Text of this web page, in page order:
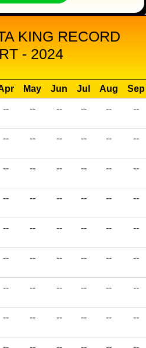
KING RECORD
- 2024
May Jun Jul Aug
Sep
-- -- -- -- -- --
-- -- -- -- -- --
-- -- -- -- -- --
-- -- -- -- -- --
-- -- -- -- -- --
-- -- -- -- -- --
-- -- -- -- -- --
-- -- -- -- -- --